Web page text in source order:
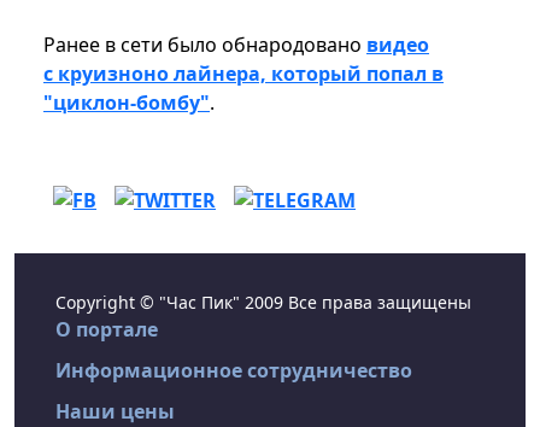
Ранее в сети было обнародовано видео
с круизноно лайнера, который попал в
"циклон-бомбу".
Copyright © "Час Пик" 2009 Все права защищены
О портале
Информационное сотрудничество
Наши цены